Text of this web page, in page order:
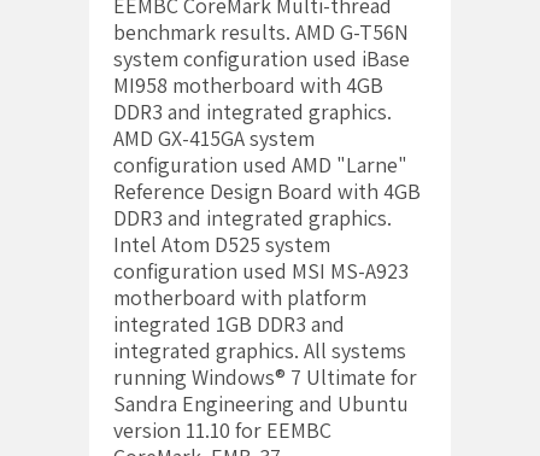
benchmark results. AMD G-T56N
system configuration used iBase
MI958 motherboard with 4GB
DDR3 and integrated graphics.
AMD GX-415GA system
configuration used AMD "Larne"
Reference Design Board with 4GB
DDR3 and integrated graphics.
Intel Atom D525 system
configuration used MSI MS-A923
motherboard with platform
integrated 1GB DDR3 and
integrated graphics. All systems
running Windows® 7 Ultimate for
Sandra Engineering and Ubuntu
version 11.10 for EEMBC